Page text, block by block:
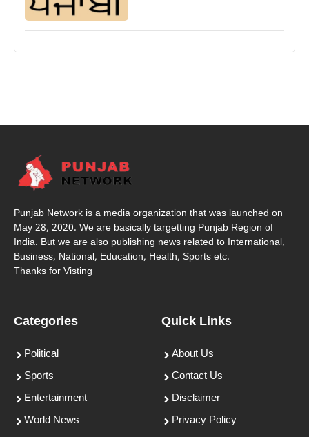
Punjab Network is a media organization that was launched on
May 28, 2020. We are basically targetting Punjab Region of
India. But we are also publishing news related to International,
Business, National, Education, Health, Sports etc.
Thanks for Visting
Categories
Political
Sports
Entertainment
World News
Quick Links
About Us
Contact Us
Disclaimer
Privacy Policy